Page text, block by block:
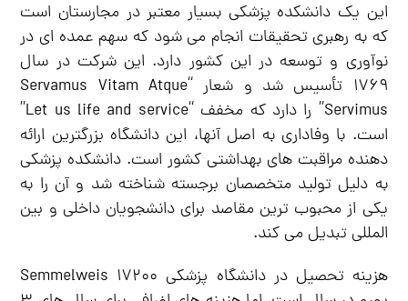
این یک دانشکده پزشکی بسیار معتبر در مجارستان است
که به رهبری تحقیقات انجام می شود که سهم عمده ای در
نوآوری و توسعه در این کشور دارد. این شرکت در سال
۱۷۶۹ تأسیس شد و شعار “Servamus Vitam Atque
Servimus” را دارد که مخفف “Let us life and service”
است. با وفاداری به اصل آنها، این دانشگاه بزرگترین ارائه
دهنده مراقبت های بهداشتی کشور است. دانشکده پزشکی
به دلیل تولید متخصصان برجسته شناخته شد و آن را به
یکی از محبوب ترین مقاصد برای دانشجویان داخلی و بین
المللی تبدیل می کند.
هزینه تحصیل در دانشگاه پزشکی Semmelweis 17200